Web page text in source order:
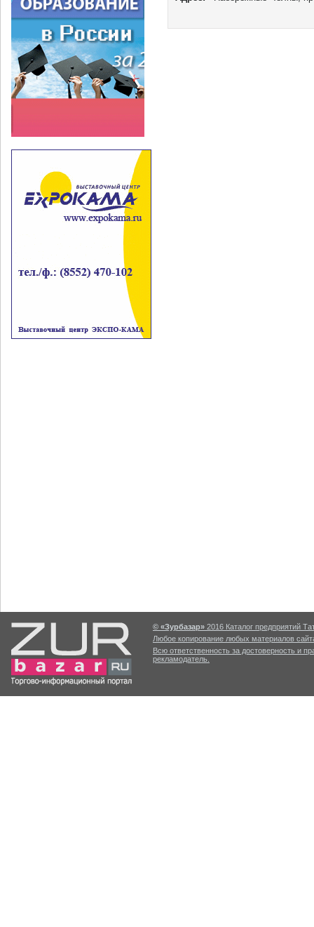
© «Зурбазар» 2016 Каталог предприятий
Любое копирование любых материалов
Всю ответственность за достоверность и
рекламодатель.